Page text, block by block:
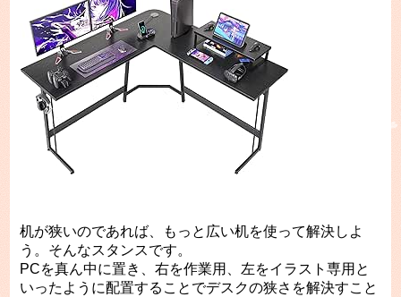
机が狭いのであれば、もっと広い机を使って解決しよ
う。そんなスタンスです。
PCを真ん中に置き、右を作業用、左をイラスト専用と
いったように配置することでデスクの狭さを解決すこと